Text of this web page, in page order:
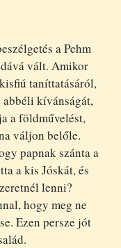
a Pehm
vált. Amikor
taníttatásáról,
kívánságát,
a földművelést,
váljon belőle.
papnak szánta a
a kis Jóskát, és
lenni?
hogy meg ne
Ezen persze jót